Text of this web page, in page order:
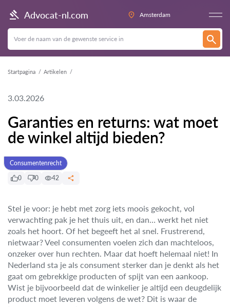
Advocat-nl.com Amsterdam
Startpagina Artikelen
3.03.2026
Garanties en returns: wat moet
de winkel altijd bieden?
Consumentenrecht
0
0 42
Stel je voor: je hebt met zorg iets moois gekocht, vol
verwachting pak je het thuis uit, en dan… werkt het niet
zoals het hoort. Of het begeeft het al snel. Frustrerend,
nietwaar? Veel consumenten voelen zich dan machteloos,
onzeker over hun rechten. Maar dat hoeft helemaal niet! In
Nederland sta je als consument sterker dan je denkt als het
gaat om gebrekkige producten of spijt van een aankoop.
Wist je bijvoorbeeld dat de winkelier je altijd een deugdelijk
product moet leveren volgens de wet? Dit is waar de